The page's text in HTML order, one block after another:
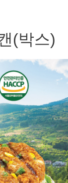
(박스)